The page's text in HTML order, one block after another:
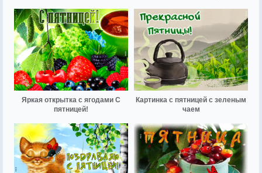
Яркая открытка с ягодами С
пятницей!
Картинка с пятницей с зеленым
чаем